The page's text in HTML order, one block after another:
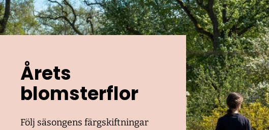
Årets
blomsterflor
Följ säsongens färgskiftningar